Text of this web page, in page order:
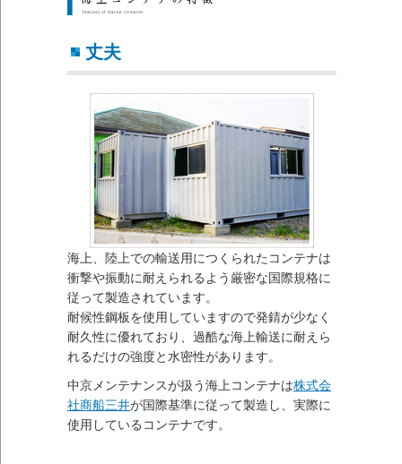
丈夫
海上、陸上での輸送用につくられたコンテナは
衝撃や振動に耐えられるよう厳密な国際規格に
従って製造されています。
耐候性鋼板を使用していますので発錆が少なく
耐久性に優れており、過酷な海上輸送に耐えら
れるだけの強度と水密性があります。
中京メンテナンスが扱う海上コンテナは株式会
社商船三井が国際基準に従って製造し、実際に
使用しているコンテナです。